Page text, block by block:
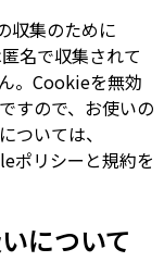
収集のために
名で収集されて
。Cookieを無効
すので、お使いの
ついては、
ポリシーと規約を
について